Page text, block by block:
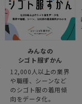
みんなの
シゴト服ずかん
12,000人以上の業界
や職種、シーンなど
のシゴト服の着用傾
向をデータ化。